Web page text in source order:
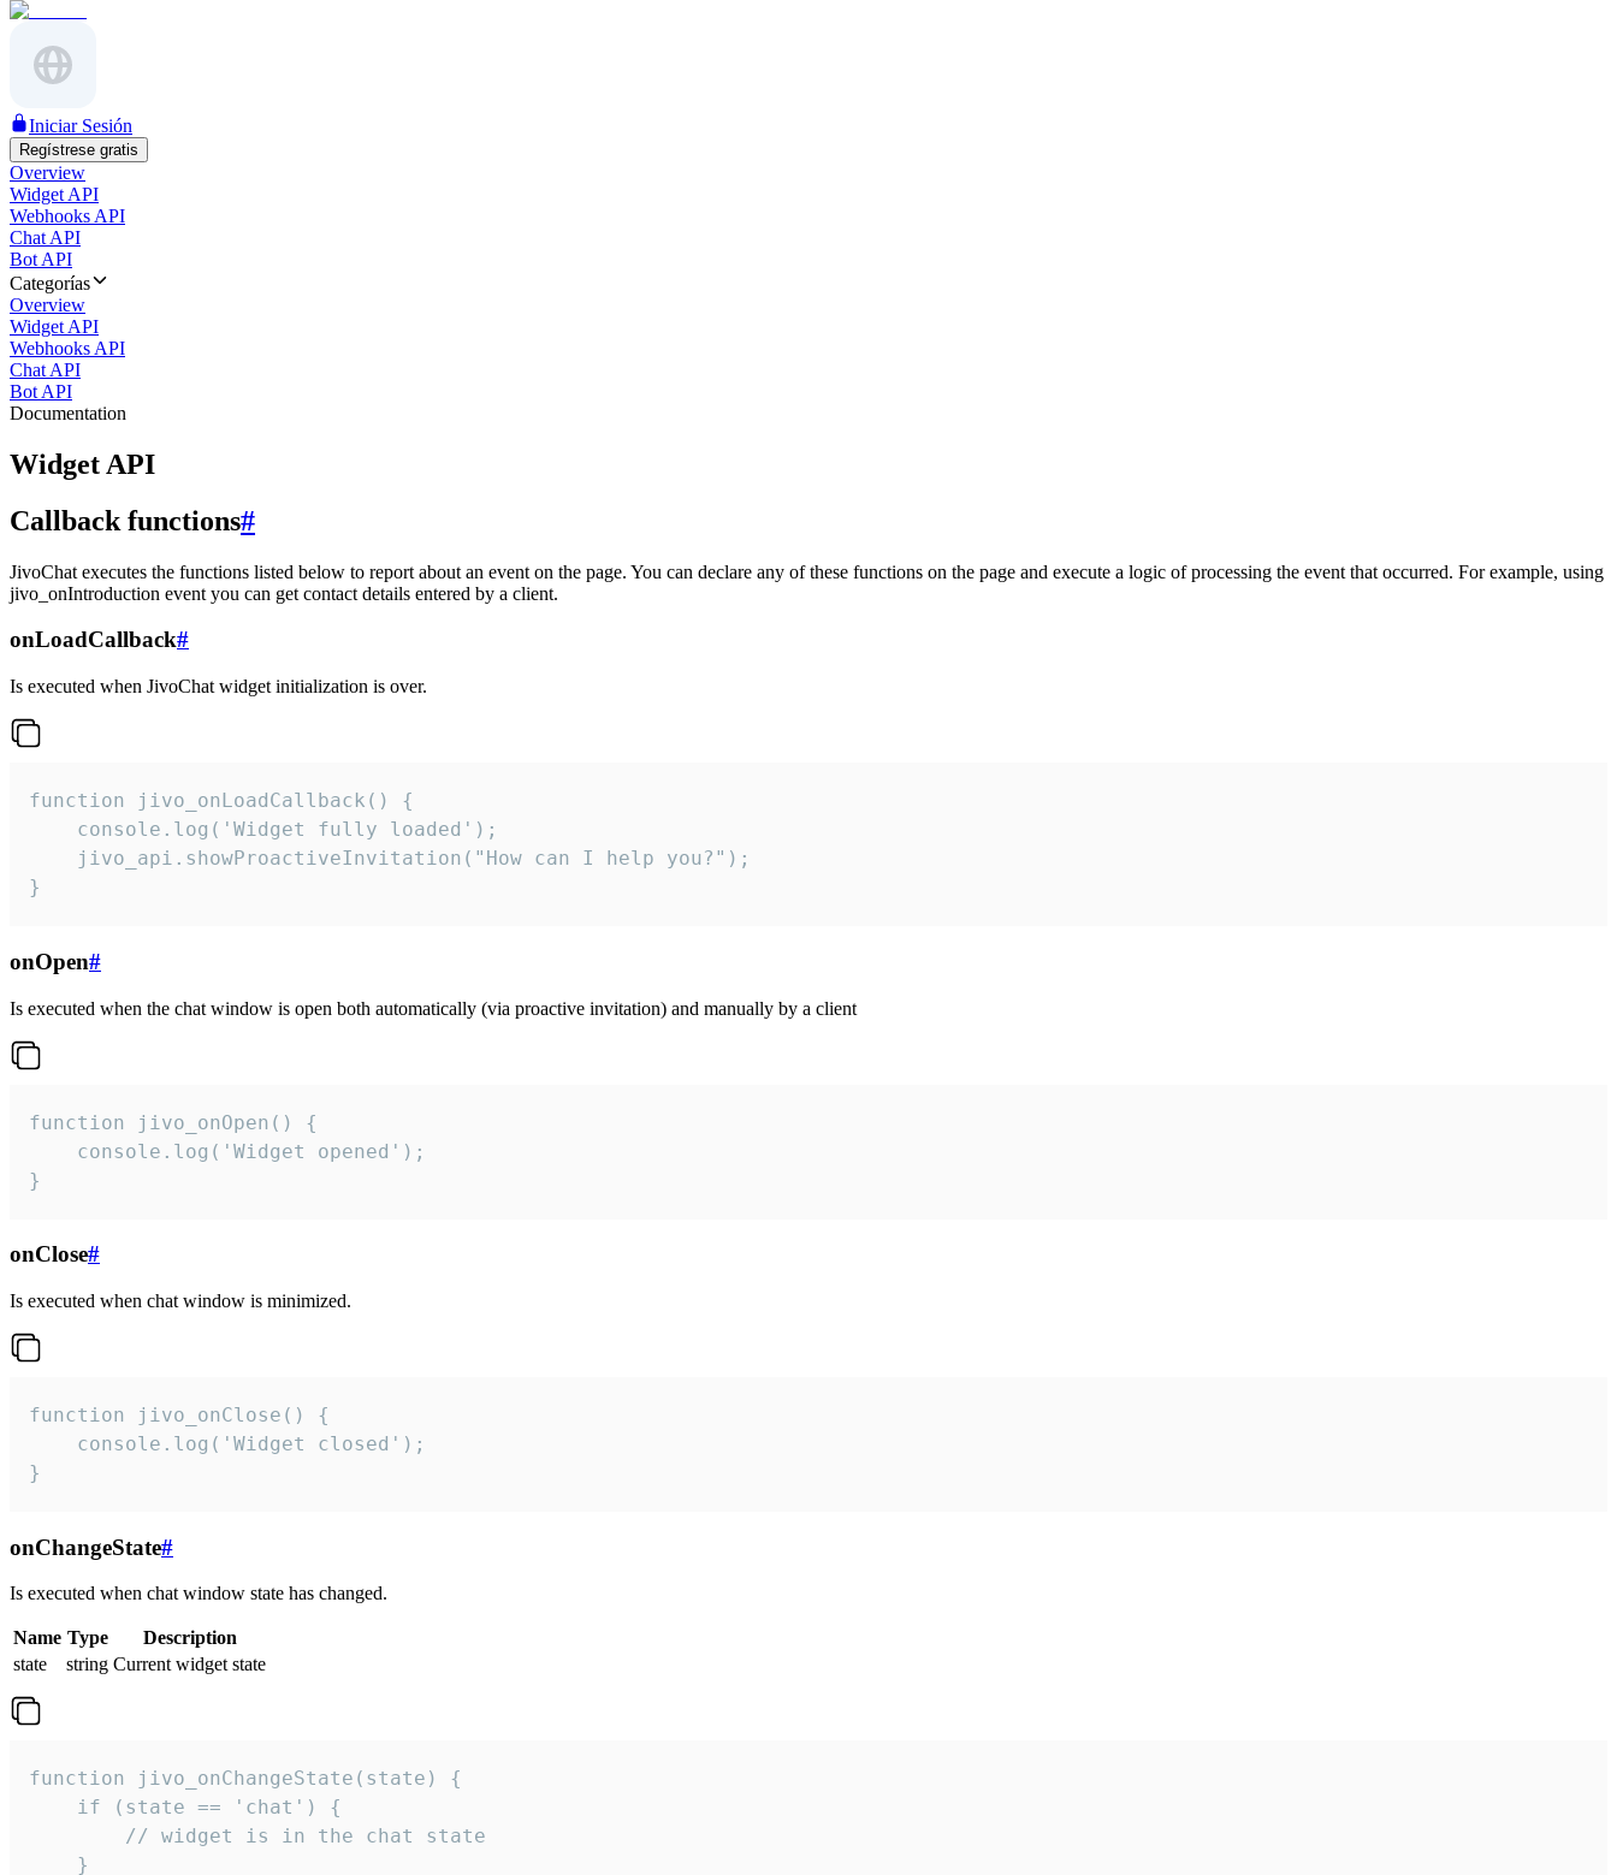
Iniciar Sesión
Regístrese gratis
Overview
Widget API
Webhooks API
Chat API
Bot API
Categorías
Overview
Widget API
Webhooks API
Chat API
Bot API
Documentation
Widget API
Callback functions#
JivoChat executes the functions listed below to report about an event on the page. You can declare any of these functions on the page and execute a logic of processing the event that occurred. For example, using
jivo_onIntroduction event you can get contact details entered by a client.
onLoadCallback#
Is executed when JivoChat widget initialization is over.
function jivo_onLoadCallback() {
    console.log('Widget fully loaded');
    jivo_api.showProactiveInvitation("How can I help you?");
}
onOpen#
Is executed when the chat window is open both automatically (via proactive invitation) and manually by a client
function jivo_onOpen() {
    console.log('Widget opened');
}
onClose#
Is executed when chat window is minimized.
function jivo_onClose() {
    console.log('Widget closed');
}
onChangeState#
Is executed when chat window state has changed.
Name Type
Description
state
string Current widget state
function jivo_onChangeState(state) {
    if (state == 'chat') {
        // widget is in the chat state
    }